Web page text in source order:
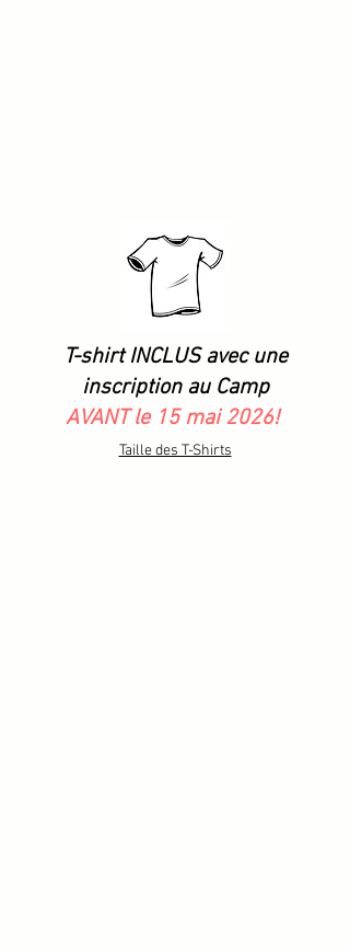
T-shirt INCLUS avec une
inscription au Camp
AVANT le 15 mai 2026!
Taille des T-Shirts